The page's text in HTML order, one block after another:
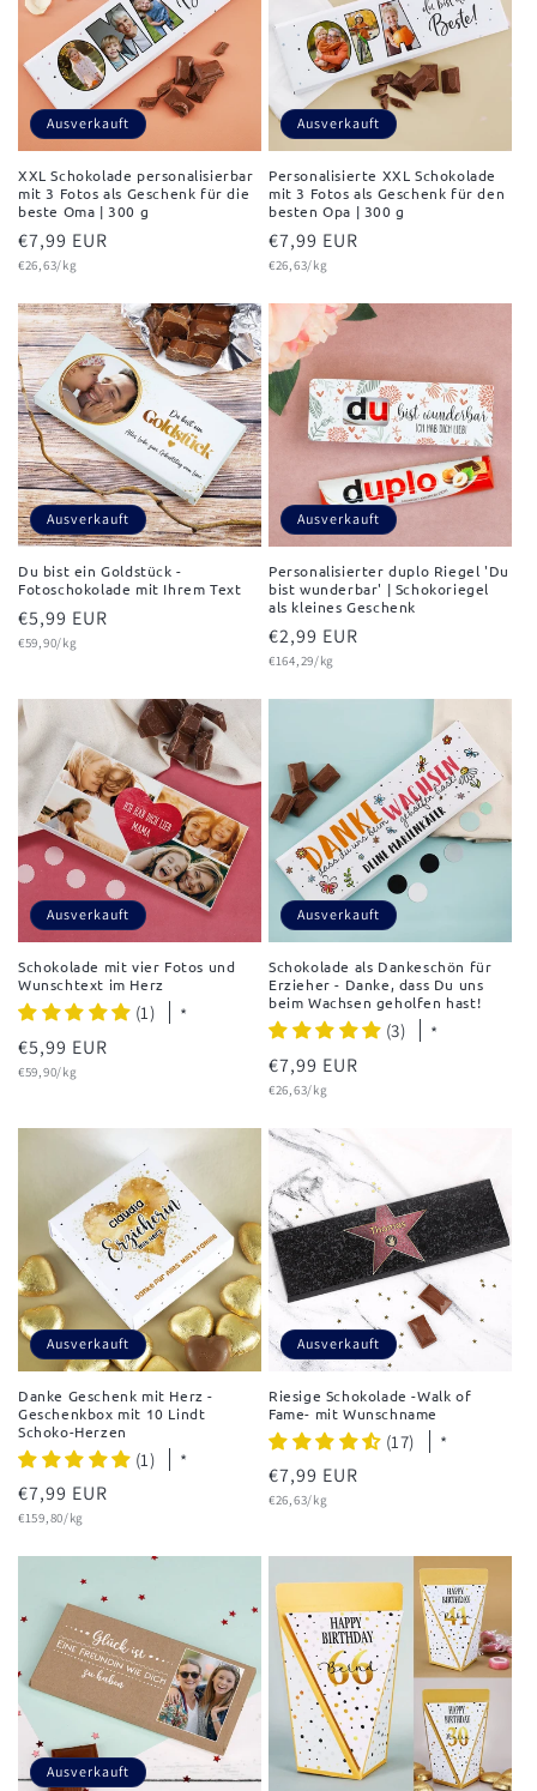
Ausverkauft
XXL Schokolade personalisierbar
mit 3 Fotos als Geschenk für die
beste Oma | 300 g
Normaler
Preis
€7,99 EUR
Grundpreis
€26,63/kg
Ausverkauft
Personalisierte XXL Schokolade
mit 3 Fotos als Geschenk für den
besten Opa | 300 g
Normaler
Preis
€7,99 EUR
Grundpreis
€26,63/kg
Ausverkauft
Du bist ein Goldstück -
Fotoschokolade mit Ihrem Text
Normaler
Preis
€5,99 EUR
Grundpreis
€59,90/kg
Ausverkauft
Personalisierter duplo Riegel 'Du
bist wunderbar' | Schokoriegel
als kleines Geschenk
Normaler
Preis
€2,99 EUR
Grundpreis
€164,29/kg
Ausverkauft
Schokolade mit vier Fotos und
Wunschtext im Herz
(1) *
Normaler
Preis
€5,99 EUR
Grundpreis
€59,90/kg
Ausverkauft
Schokolade als Dankeschön für
Erzieher - Danke, dass Du uns
beim Wachsen geholfen hast!
(3) *
Normaler
Preis
€7,99 EUR
Grundpreis
€26,63/kg
Ausverkauft
Danke Geschenk mit Herz -
Geschenkbox mit 10 Lindt
Schoko-Herzen
(1) *
Normaler
Preis
€7,99 EUR
Grundpreis
€159,80/kg
Ausverkauft
Riesige Schokolade -Walk of
Fame- mit Wunschname
(17) *
Normaler
Preis
€7,99 EUR
Grundpreis
€26,63/kg
Ausverkauft